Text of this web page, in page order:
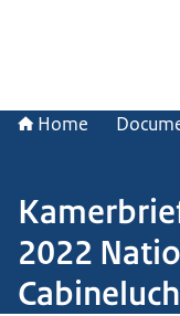
Home
2022